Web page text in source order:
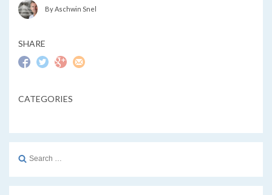
By Aschwin Snel
SHARE
CATEGORIES
Search